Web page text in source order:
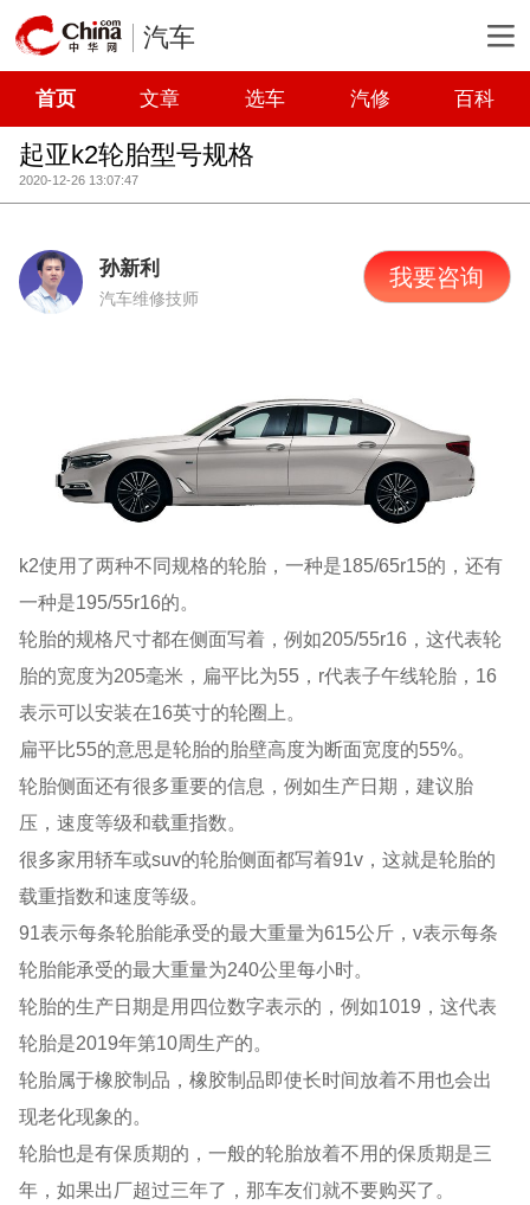
汽车
首页 文章 选车 汽修 百科
起亚k2轮胎型号规格
2020-12-26 13:07:47
孙新利
汽车维修技师
我要咨询
k2使用了两种不同规格的轮胎，一种是185/65r15的，还有
一种是195/55r16的。
轮胎的规格尺寸都在侧面写着，例如205/55r16，这代表轮
胎的宽度为205毫米，扁平比为55，r代表子午线轮胎，16
表示可以安装在16英寸的轮圈上。
扁平比55的意思是轮胎的胎壁高度为断面宽度的55%。
轮胎侧面还有很多重要的信息，例如生产日期，建议胎
压，速度等级和载重指数。
很多家用轿车或suv的轮胎侧面都写着91v，这就是轮胎的
载重指数和速度等级。
91表示每条轮胎能承受的最大重量为615公斤，v表示每条
轮胎能承受的最大重量为240公里每小时。
轮胎的生产日期是用四位数字表示的，例如1019，这代表
轮胎是2019年第10周生产的。
轮胎属于橡胶制品，橡胶制品即使长时间放着不用也会出
现老化现象的。
轮胎也是有保质期的，一般的轮胎放着不用的保质期是三
年，如果出厂超过三年了，那车友们就不要购买了。